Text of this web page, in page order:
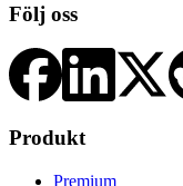
Följ oss
Produkt
Premium